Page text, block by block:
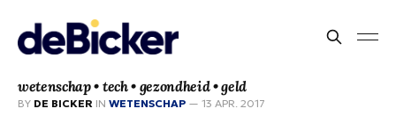
wetenschap • tech • gezondheid • geld
BY DE BICKER IN WETENSCHAP — 13 APR. 2017